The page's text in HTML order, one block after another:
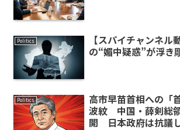
Politics
【スパイチャンネル
の“媚中疑惑”が浮き
Politics
高市早苗首相への「
波紋 中国・薛剣総
開 日本政府は抗議